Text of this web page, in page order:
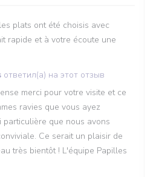
plats ont été choisis avec
rapide et à votre écoute une
ответил(а) на этот отзыв
merci pour votre visite et ce
ravies que vous ayez
particulière que nous avons
Ce serait un plaisir de
très bientôt ! L'équipe Papilles